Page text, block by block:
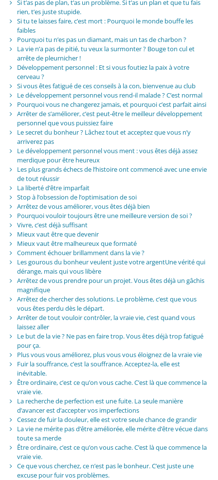
Si t’as pas de plan, t’as un problème. Si t’as un plan et que tu fais
rien, t’es juste stupide.
Si tu te laisses faire, c’est mort : Pourquoi le monde bouffe les
faibles
Pourquoi tu n’es pas un diamant, mais un tas de charbon ?
La vie n’a pas de pitié, tu veux la surmonter ? Bouge ton cul et
arrête de pleurnicher !
Développement personnel : Et si vous foutiez la paix à votre
cerveau ?
Si vous êtes fatigué de ces conseils à la con, bienvenue au club
Le développement personnel vous rend-il malade ? C’est normal
Pourquoi vous ne changerez jamais, et pourquoi c’est parfait ainsi
Arrêter de s’améliorer, c’est peut-être le meilleur développement
personnel que vous puissiez faire
Le secret du bonheur ? Lâchez tout et acceptez que vous n’y
arriverez pas
Le développement personnel vous ment : vous êtes déjà assez
merdique pour être heureux
Les plus grands échecs de l’histoire ont commencé avec une envie
de tout réussir
La liberté d’être imparfait
Stop à l’obsession de l’optimisation de soi
Arrêtez de vous améliorer, vous êtes déjà bien
Pourquoi vouloir toujours être une meilleure version de soi ?
Vivre, c’est déjà suffisant
Mieux vaut être que devenir
Mieux vaut être malheureux que formaté
Comment échouer brillamment dans la vie ?
Les gourous du bonheur veulent juste votre argentUne vérité qui
dérange, mais qui vous libère
Arrêtez de vous prendre pour un projet. Vous êtes déjà un gâchis
magnifique
Arrêtez de chercher des solutions. Le problème, c’est que vous
vous êtes perdu dès le départ.
Arrêter de tout vouloir contrôler, la vraie vie, c’est quand vous
laissez aller
Le but de la vie ? Ne pas en faire trop. Vous êtes déjà trop fatigué
pour ça.
Plus vous vous améliorez, plus vous vous éloignez de la vraie vie
Fuir la souffrance, c’est la souffrance. Acceptez-la, elle est
inévitable.
Être ordinaire, c’est ce qu’on vous cache. C’est là que commence la
vraie vie.
La recherche de perfection est une fuite. La seule manière
d’avancer est d’accepter vos imperfections
Cessez de fuir la douleur, elle est votre seule chance de grandir
La vie ne mérite pas d’être améliorée, elle mérite d’être vécue dans
toute sa merde
Être ordinaire, c’est ce qu’on vous cache. C’est là que commence la
vraie vie.
Ce que vous cherchez, ce n’est pas le bonheur. C’est juste une
excuse pour fuir vos problèmes.